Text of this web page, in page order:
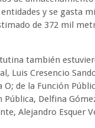
y se gasta
de 372 mil
también
Luis Cresencio
O; de la Función
Pública, Delfina
Alejandro Esquer